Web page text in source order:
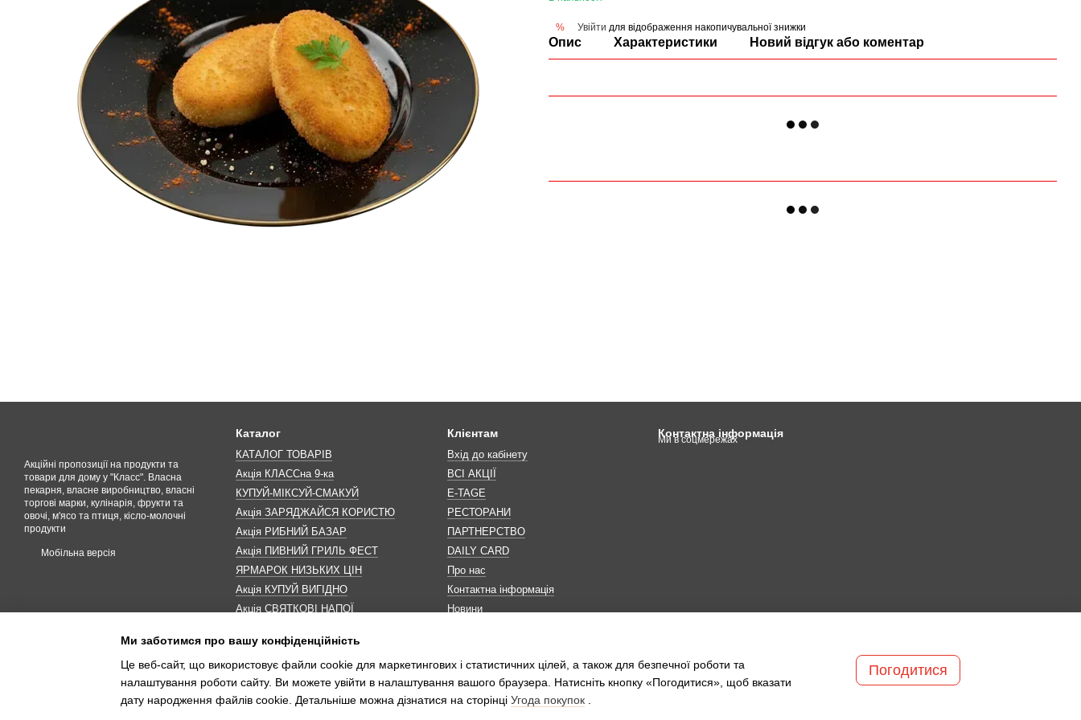
% Увійти для відображення накопичувальної знижки
Опис Характеристики Новий відгук або коментар
Акційні пропозиції на продукти та
товари для дому у "Класс". Власна
пекарня, власне виробництво, власні
торгові марки, кулінарія, фрукти та
овочі, м'ясо та птиця, кісло-молочні
продукти
Мобільна версія
Каталог
КАТАЛОГ ТОВАРІВ
Акція КЛАССна 9-ка
КУПУЙ-МІКСУЙ-СМАКУЙ
Акція ЗАРЯДЖАЙСЯ КОРИСТЮ
Акція РИБНИЙ БАЗАР
Акція ПИВНИЙ ГРИЛЬ ФЕСТ
ЯРМАРОК НИЗЬКИХ ЦІН
Акція КУПУЙ ВИГІДНО
Акція СВЯТКОВІ НАПОЇ
Акція ДО МАКОВЕЯ
ІНШІ АКЦІЇ
Клієнтам
Вхід до кабінету
ВСІ АКЦІЇ
E-TAGE
РЕСТОРАНИ
ПАРТНЕРСТВО
DAILY CARD
Про нас
Контактна інформація
Новини
Контактна інформація
Ми в соцмережах
Ми заботимся про вашу конфіденційність
Це веб-сайт, що використовує файли cookie для маркетингових і статистичних цілей, а також для безпечної роботи та
налаштування роботи сайту. Ви можете увійти в налаштування вашого браузера. Натисніть кнопку «Погодитися», щоб вказати
дату народження файлів cookie. Детальніше можна дізнатися на сторінці Угода покупок
Погодитися